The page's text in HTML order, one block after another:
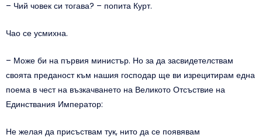
– Чий човек си тогава? – попита Курт.
Чао се усмихна.
– Може би на първия министър. Но за да засвидетелствам
своята преданост към нашия господар ще ви изрецитирам една
поема в чест на възкачването на Великото Отсъствие на
Единствания Император:
Не желая да присъствам тук, нито да се появявам